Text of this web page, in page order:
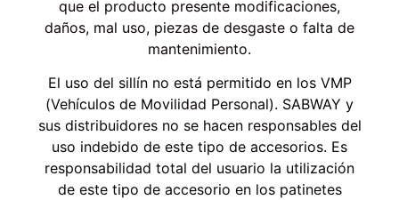
que el producto presente modificaciones,
daños, mal uso, piezas de desgaste o falta de
mantenimiento.
El uso del sillín no está permitido en los VMP
(Vehículos de Movilidad Personal). SABWAY y
sus distribuidores no se hacen responsables del
uso indebido de este tipo de accesorios. Es
responsabilidad total del usuario la utilización
de este tipo de accesorio en los patinetes